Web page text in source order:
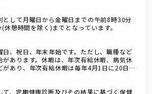
として月曜日から金曜日までの午前8時30分
休憩時間を除く)までとなっています。
日、祝日、年末年始です。ただし、職種など
があります。休暇は、年次有給休暇、病気休
があり、年次有給休暇は毎年4月1日に20日付
て、定期健康診断及びその結果に基づく保健